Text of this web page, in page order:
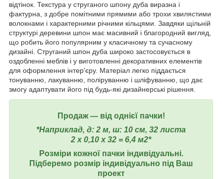
відтінок. Текстура у струганого шпону дуба виразна і
фактурна, з добре помітними прямими або трохи хвилястими
волокнами і характерними річними кільцями. Завдяки щільній
структурі деревини шпон має масивний і благородний вигляд,
що робить його популярним у класичному та сучасному
дизайні. Струганий шпон дуба широко застосовується в
оздобленні меблів і у виготовленні декоративних елементів
для оформлення інтер'єру. Матеріал легко піддається
тонуванню, лакуванню, поліруванню і шліфуванню, що дає
змогу адаптувати його під будь-які дизайнерські рішення.
Продаж ― від однієї пачки!
*Наприклад, д: 2 м, ш: 10 см, 32 листа
2 х 0,10 х 32 = 6,4 м2*
Розміри кожної пачки індивідуальні.
Підберемо розмір індивідуально під Ваш
проект